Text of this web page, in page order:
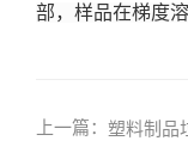
部，样品在梯度
上一篇： 塑料制品